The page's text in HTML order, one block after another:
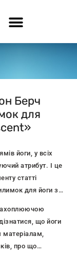
Берч
для
йоги, у всіх
атрибут. І це
статті
для йоги з
що йоги
матеріалам,
про що